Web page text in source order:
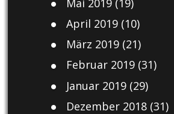
April 2019(10)
März 2019(21)
Februar 2019(31)
Januar 2019(29)
Dezember 2018(31)